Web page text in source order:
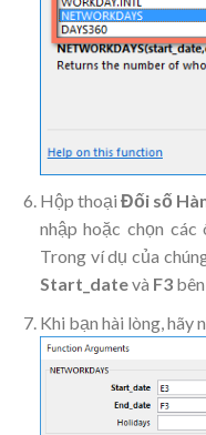
Hộp thoại Đối số
nhập hoặc chọn
Trong ví dụ của
Start_datevà F3
Khi bạn hài lòng, hãy